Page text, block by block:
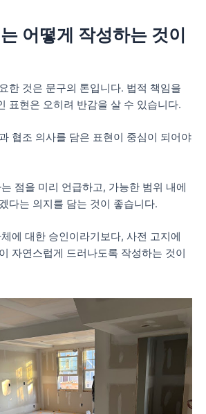
어떻게 작성하는 것이
한 것은 문구의 톤입니다. 법적 책임을
표현은 오히려 반감을 살 수 있습니다.
협조 의사를 담은 표현이 중심이 되어야
점을 미리 언급하고, 가능한 범위 내에
다는 의지를 담는 것이 좋습니다.
에 대한 승인이라기보다, 사전 고지에
자연스럽게 드러나도록 작성하는 것이